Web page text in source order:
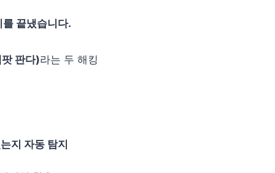
끝냈습니다.
판다)라는 두 해킹
지 자동 탐지